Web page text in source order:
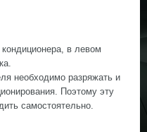
в левом
необходимо разряжать и
Поэтому эту
самостоятельно.